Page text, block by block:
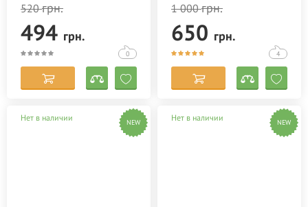
520грн.
494 грн.
0
10 мл
1 000грн.
650 грн.
4
Нет в наличии NEW Нет в наличии NEW